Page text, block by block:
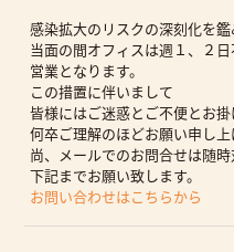
感染拡大のリスクの深刻化を鑑
当面の間オフィスは週１、２
営業となります。
この措置に伴いまして
皆様にはご迷惑とご不便とお
何卒ご理解のほどお願い申し上
尚、メールでのお問合せは随
下記までお願い致します。
お問い合わせはこちらから